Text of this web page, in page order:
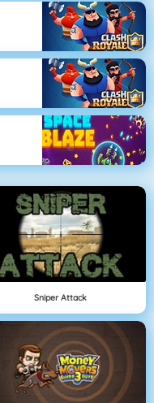
Sniper Attack